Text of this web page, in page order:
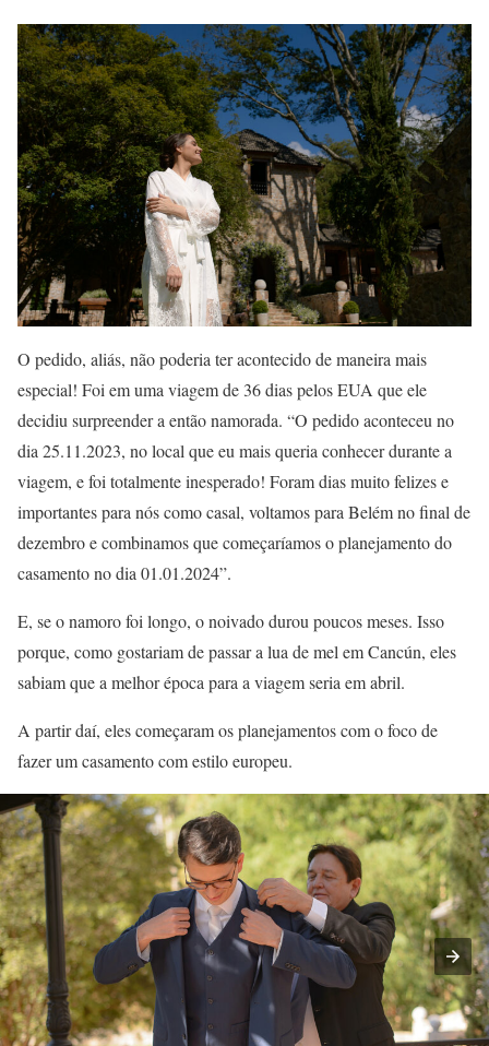
O pedido, aliás, não poderia ter acontecido de maneira mais
especial! Foi em uma viagem de 36 dias pelos EUA que ele
decidiu surpreender a então namorada. “O pedido aconteceu no
dia 25.11.2023, no local que eu mais queria conhecer durante a
viagem, e foi totalmente inesperado! Foram dias muito felizes e
importantes para nós como casal, voltamos para Belém no final de
dezembro e combinamos que começaríamos o planejamento do
casamento no dia 01.01.2024”.
E, se o namoro foi longo, o noivado durou poucos meses. Isso
porque, como gostariam de passar a lua de mel em Cancún, eles
sabiam que a melhor época para a viagem seria em abril.
A partir daí, eles começaram os planejamentos com o foco de
fazer um casamento com estilo europeu.